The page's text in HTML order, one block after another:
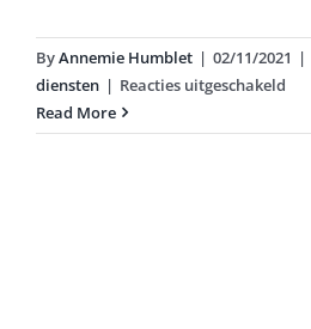
ByAnnemie Humblet | 02/11/2021 |
diensten | Reacties uitgeschakeldvoor
&
Read More